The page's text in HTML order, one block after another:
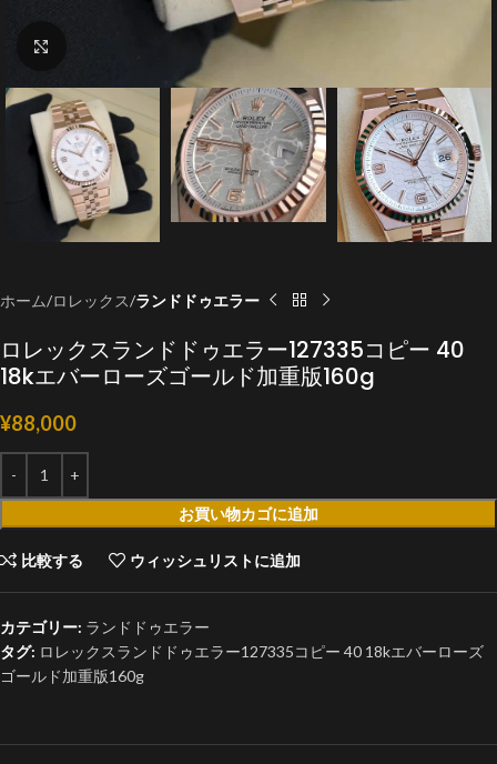
ホーム ロレックス ランドドゥエラー
ロレックスランドドゥエラー127335コピー 40
18kエバーローズゴールド加重版160g
¥88,000
お買い物カゴに追加
比較する ウィッシュリストに追加
カテゴリー: ランドドゥエラー
タグ: ロレックスランドドゥエラー127335コピー 40 18kエバーローズ
ゴールド加重版160g